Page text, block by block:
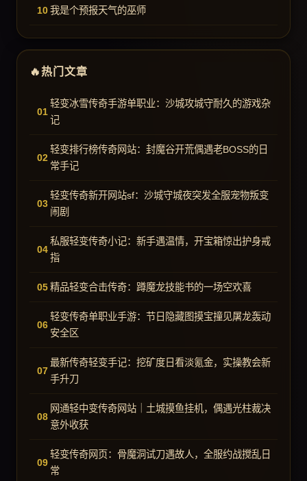
我是个预报天气的巫师
热门文章
轻变冰雪传奇手游单职业：沙城攻城守耐久的游戏杂
记
轻变排行榜传奇网站：封魔谷开荒偶遇老BOSS的日
常手记
轻变传奇新开网站sf：沙城守城夜突发全服宠物叛变
闹剧
私服轻变传奇小记：新手遇温情，开宝箱惊出护身戒
指
精品轻变合击传奇：蹲魔龙技能书的一场空欢喜
轻变传奇单职业手游：节日隐藏图摸宝撞见屠龙轰动
安全区
最新传奇轻变手记：挖矿度日看淡氪金，实操教会新
手升刀
网通轻中变传奇网站｜土城摸鱼挂机，偶遇光柱裁决
意外收获
轻变传奇网页：骨魔洞试刀遇故人，全服约战搅乱日
常